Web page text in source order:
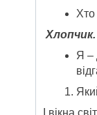
Хлопчик.
Я –